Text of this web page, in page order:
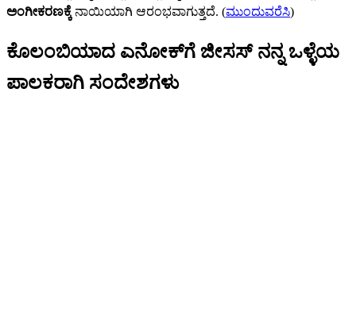
ಅಂಗೀಕರಣಕ್ಕೆ ನಾಯಿಯಾಗಿ ಆರಂಭವಾಗುತ್ತದೆ. (ಮುಂದುವರೆಸಿ)
ಕೊಲಂಬಿಯಾದ ಎನೋಕ್‍ಗೆ ಜೀಸಸ್ ನನ್ನ ಒಳ್ಳೆಯ
ಪಾಲಕರಾಗಿ ಸಂದೇಶಗಳು